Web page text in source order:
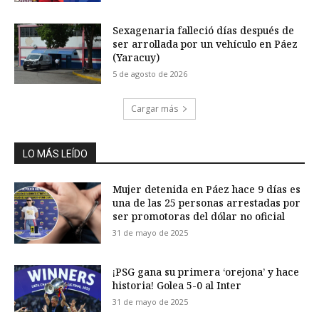
Sexagenaria falleció días después de
ser arrollada por un vehículo en Páez
(Yaracuy)
5 de agosto de 2026
Cargar más
LO MÁS LEÍDO
Mujer detenida en Páez hace 9 días es
una de las 25 personas arrestadas por
ser promotoras del dólar no oficial
31 de mayo de 2025
¡PSG gana su primera ‘orejona’ y hace
historia! Golea 5-0 al Inter
31 de mayo de 2025